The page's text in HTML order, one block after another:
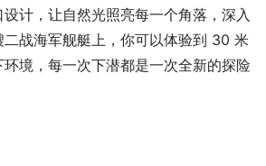
计，让自然光照亮每一个角落，深入
战海军舰艇上，你可以体验到 30 米
境，每一次下潜都是一次全新的探险